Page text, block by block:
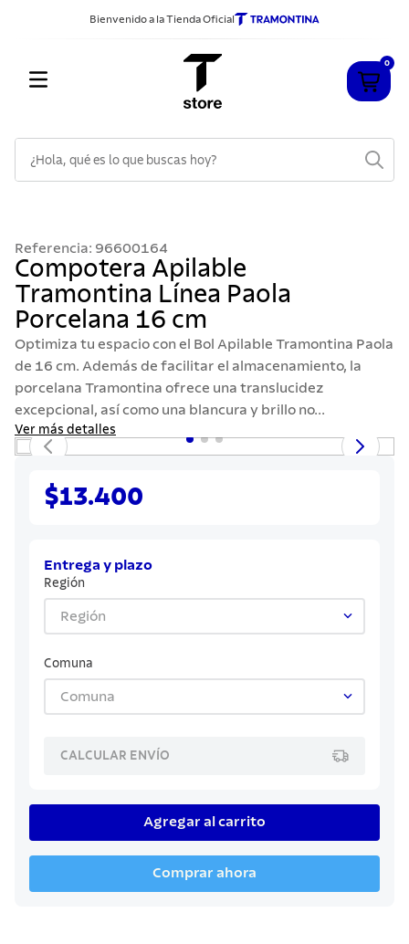
Bienvenido a la Tienda Oficial
0
Referencia: 96600164
Compotera Apilable
Tramontina Línea Paola
Porcelana 16 cm
Optimiza tu espacio con el Bol Apilable Tramontina Paola
de 16 cm. Además de facilitar el almacenamiento, la
porcelana Tramontina ofrece una translucidez
excepcional, así como una blancura y brillo no...
Ver más detalles
$13.400
Entrega y plazo
Región
Región
Comuna
Comuna
CALCULAR ENVÍO
Agregar al carrito
Comprar ahora
2.
sarten
3.
cubiertos
4.
ollas
acero inoxidable
6.
grano
442
solar
cuchillo